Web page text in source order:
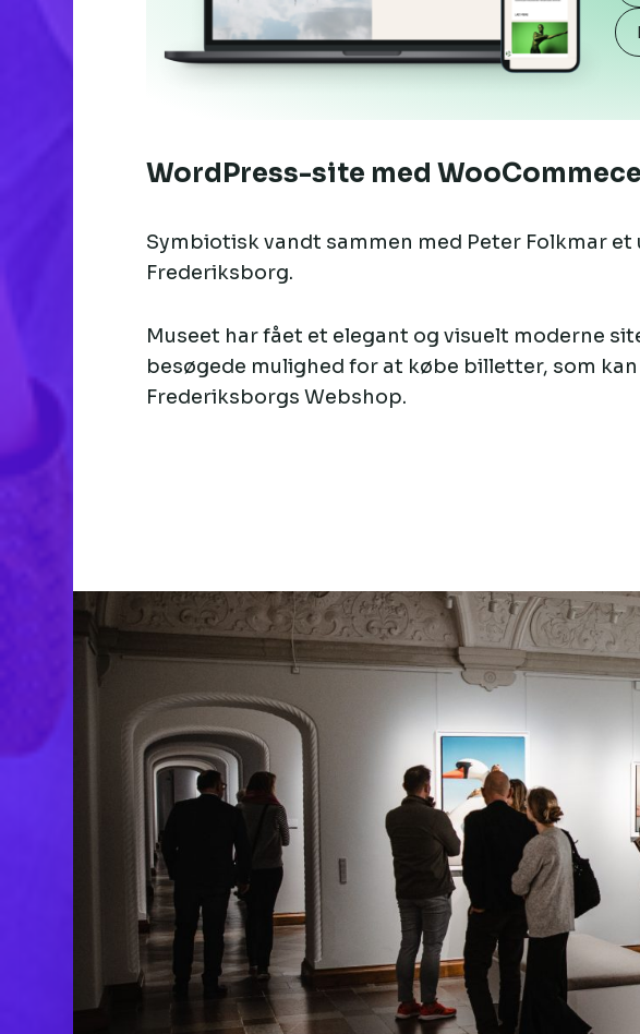
WordPress-site med WooCommece
Symbiotisk vandt sammen med Peter Folkmar
Frederiksborg.
Museet har fået et elegant og visuelt moderne
besøgede mulighed for at købe billetter, som
Frederiksborgs Webshop.